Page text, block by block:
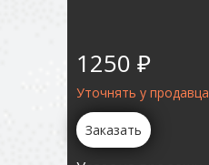
1250 ₽
Уточнять у продавца
Заказать